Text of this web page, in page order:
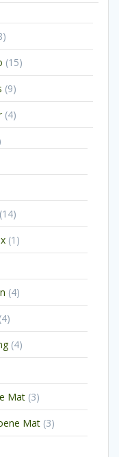
8
producten
1515
producten
99
producten
44
producten
1414
producten
1 1
product
44
producten
44
producten
44
producten
Mat 33
producten
Mat 33
producten